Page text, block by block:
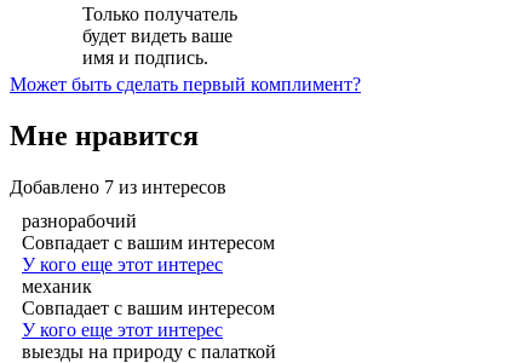
Только получатель
будет видеть ваше
имя и подпись.
Может быть сделать первый комплимент?
Мне нравится
Добавлено 7 из интересов
разнорабочий
Совпадает с вашим интересом
У кого еще этот интерес
механик
Совпадает с вашим интересом
У кого еще этот интерес
выезды на природу с палаткой